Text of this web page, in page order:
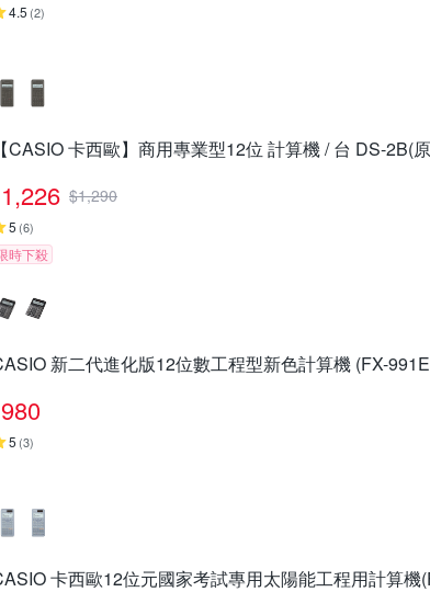
4.5 (2)
CASIO 卡西歐】商用專業型12位 計算機 / 台 DS-2B(
1,226 $1,290
5 (6)
時下殺
新二代進化版12位數工程型新色計算機 (FX-
980
5 (3)
卡西歐12位元國家考試專用太陽能工程用計算機